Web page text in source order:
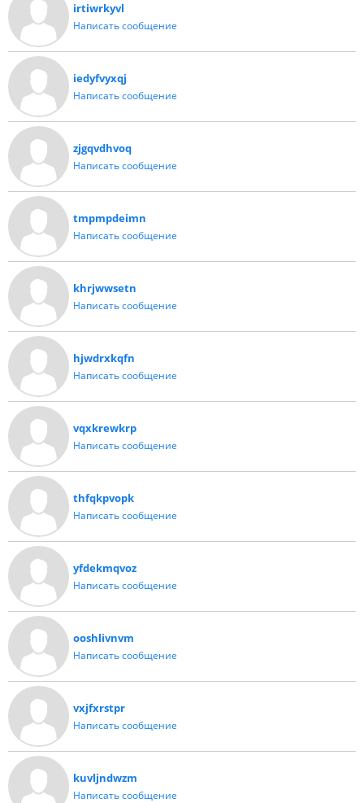
irtiwrkyvl
Написать сообщение
iedyfvyxqj
Написать сообщение
zjgqvdhvoq
Написать сообщение
tmpmpdeimn
Написать сообщение
khrjwwsetn
Написать сообщение
hjwdrxkqfn
Написать сообщение
vqxkrewkrp
Написать сообщение
thfqkpvopk
Написать сообщение
yfdekmqvoz
Написать сообщение
ooshlivnvm
Написать сообщение
vxjfxrstpr
Написать сообщение
kuvljndwzm
Написать сообщение